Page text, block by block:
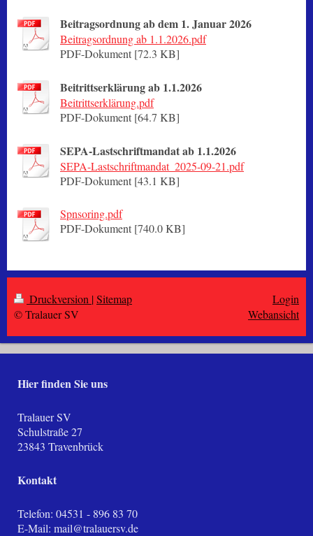
Beitragsordnung ab dem 1. Januar 2026
Beitragsordnung ab 1.1.2026.pdf
PDF-Dokument [72.3 KB]
Beitrittserklärung ab 1.1.2026
Beitrittserklärung.pdf
PDF-Dokument [64.7 KB]
SEPA-Lastschriftmandat ab 1.1.2026
SEPA-Lastschriftmandat_2025-09-21.pdf
PDF-Dokument [43.1 KB]
Spnsoring.pdf
PDF-Dokument [740.0 KB]
Druckversion |Sitemap
© Tralauer SV
Login
Webansicht
Hier finden Sie uns
Tralauer SV
Schulstraße27
23843 Travenbrück
Kontakt
Telefon: 04531 - 896 83 70
E-Mail: mail@tralauersv.de